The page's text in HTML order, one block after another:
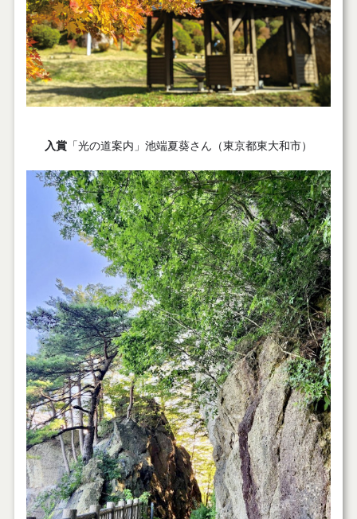
入賞「光の道案内」池端夏葵さん（東京都東大和市）